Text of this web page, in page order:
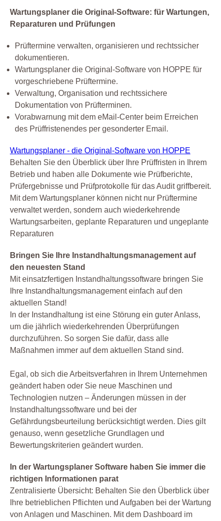
Wartungsplaner die Original-Software: für Wartungen,
Reparaturen und Prüfungen
Prüftermine verwalten, organisieren und rechtssicher
dokumentieren.
Wartungsplaner die Original-Software von HOPPE für
vorgeschriebene Prüftermine.
Verwaltung, Organisation und rechtssichere
Dokumentation von Prüfterminen.
Vorabwarnung mit dem eMail-Center beim Erreichen
des Prüffristenendes per gesonderter Email.
Wartungsplaner - die Original-Software von HOPPE
Behalten Sie den Überblick über Ihre Prüffristen in Ihrem
Betrieb und haben alle Dokumente wie Prüfberichte,
Prüfergebnisse und Prüfprotokolle für das Audit griffbereit.
Mit dem Wartungsplaner können nicht nur Prüftermine
verwaltet werden, sondern auch wiederkehrende
Wartungsarbeiten, geplante Reparaturen und ungeplante
Reparaturen
Bringen Sie Ihre Instandhaltungsmanagement auf
den neuesten Stand
Mit einsatzfertigen Instandhaltungssoftware bringen Sie
Ihre Instandhaltungsmanagement einfach auf den
aktuellen Stand!
In der Instandhaltung ist eine Störung ein guter Anlass,
um die jährlich wiederkehrenden Überprüfungen
durchzuführen. So sorgen Sie dafür, dass alle
Maßnahmen immer auf dem aktuellen Stand sind.
Egal, ob sich die Arbeitsverfahren in Ihrem Unternehmen
geändert haben oder Sie neue Maschinen und
Technologien nutzen – Änderungen müssen in der
Instandhaltungssoftware und bei der
Gefährdungsbeurteilung berücksichtigt werden. Dies gilt
genauso, wenn gesetzliche Grundlagen und
Bewertungskriterien geändert wurden.
In der Wartungsplaner Software haben Sie immer die
richtigen Informationen parat
Zentralisierte Übersicht: Behalten Sie den Überblick über
Ihre betrieblichen Pflichten und Aufgaben bei der Wartung
von Anlagen und Maschinen. Mit dem Dashboard im